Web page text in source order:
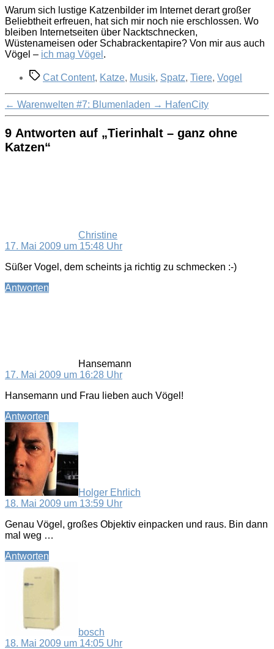
Warum sich lustige Katzenbilder im Internet derart großer
Beliebtheit erfreuen, hat sich mir noch nie erschlossen. Wo
bleiben Internetseiten über Nacktschnecken,
Wüstenameisen oder Schabrackentapire? Von mir aus auch
Vögel – ich mag Vögel .
Schlagwörter
Cat Content, Katze, Musik, Spatz, Tiere, Vogel
← Warenwelten #7: Blumenladen → HafenCity
9 Antworten auf „Tierinhalt – ganz ohne
Katzen“
Christine
17. Mai 2009 um 15:48 Uhr
Süßer Vogel, dem scheints ja richtig zu schmecken :-)
Antworten
Hansemann
17. Mai 2009 um 16:28 Uhr
Hansemann und Frau lieben auch Vögel!
Antworten
Holger Ehrlich
18. Mai 2009 um 13:59 Uhr
Genau Vögel, großes Objektiv einpacken und raus. Bin dann
mal weg …
Antworten
bosch
18. Mai 2009 um 14:05 Uhr